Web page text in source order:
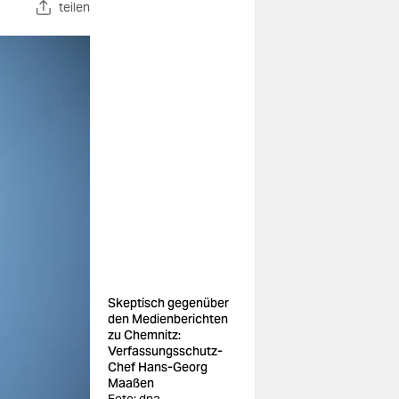
teilen
Skeptisch gegenüber
den Medienberichten
zu Chemnitz:
Verfassungsschutz-
Chef Hans-Georg
Maaßen